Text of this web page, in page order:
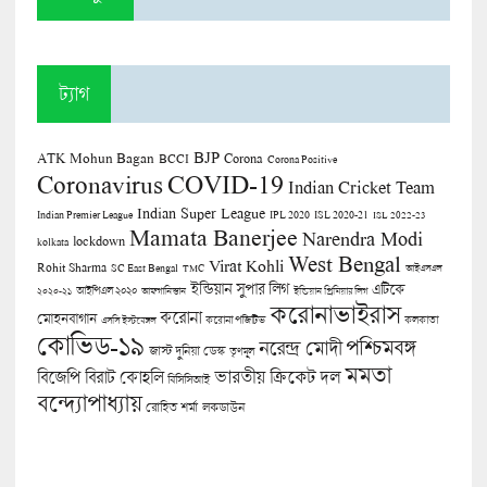
ট্যাগ
ATK Mohun Bagan BCCI BJP Corona Corona Positive
CoronavirusCOVID-19 Indian Cricket Team
Indian Premier League Indian Super League IPL 2020 ISL 2020-21 ISL 2022-23
kolkata lockdown Mamata Banerjee Narendra Modi
Rohit Sharma SC East Bengal TMC Virat Kohli West Bengal আইএসএল
২০২০-২১ আইপিএল ২০২০ আফগানিস্তান ইন্ডিয়ান সুপার লিগ ইন্ডিয়ান প্রিমিয়ার লিগ এটিকে
মোহনবাগান এসসি ইস্টবেঙ্গল করোনা করোনা পজিটিভ করোনাভাইরাস কলকাতা
কোভিড-১৯ জাস্ট দুনিয়া ডেস্ক তৃণমূল নরেন্দ্র মোদী পশ্চিমবঙ্গ
বিজেপি বিরাট কোহলি বিসিসিআই ভারতীয় ক্রিকেট দল মমতা
বন্দ্যোপাধ্যায় রোহিত শর্মা লকডাউন